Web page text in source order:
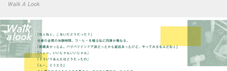
Walk A Look